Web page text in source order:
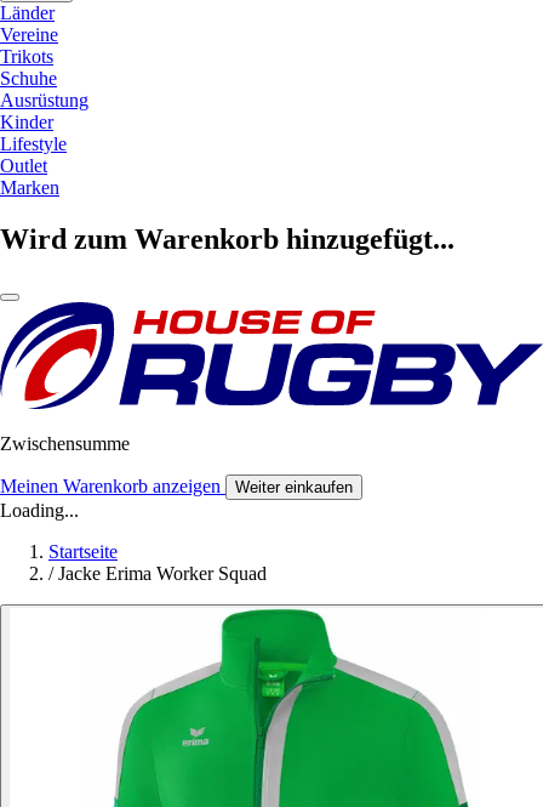
Länder
Vereine
Trikots
Schuhe
Ausrüstung
Kinder
Lifestyle
Outlet
Marken
Wird zum Warenkorb hinzugefügt...
Zwischensumme
Meinen Warenkorb anzeigen Weiter einkaufen
Loading...
Startseite
/ Jacke Erima Worker Squad